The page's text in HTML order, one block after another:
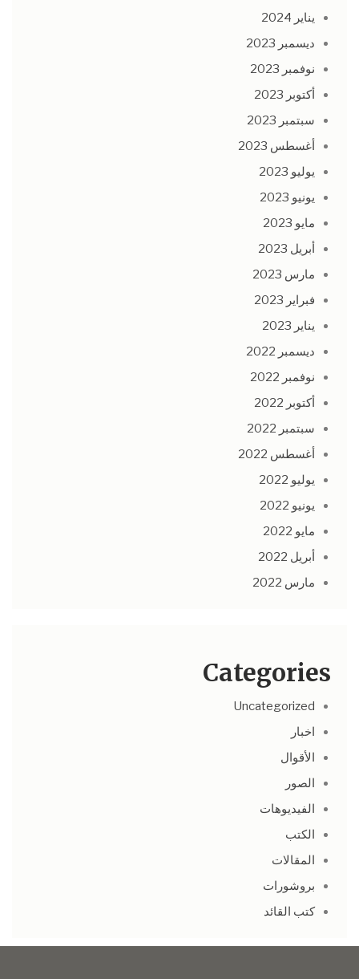
يناير 2024
ديسمبر 2023
نوفمبر 2023
أكتوبر 2023
سبتمبر 2023
أغسطس 2023
يوليو 2023
يونيو 2023
مايو 2023
أبريل 2023
مارس 2023
فبراير 2023
يناير 2023
ديسمبر 2022
نوفمبر 2022
أكتوبر 2022
سبتمبر 2022
أغسطس 2022
يوليو 2022
يونيو 2022
مايو 2022
أبريل 2022
مارس 2022
Categories
Uncategorized
اخبار
الأقوال
الصور
الفيديوهات
الكتب
المقالات
بروشورات
كتب القائد